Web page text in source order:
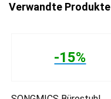
Verwandte Produkte
-15%